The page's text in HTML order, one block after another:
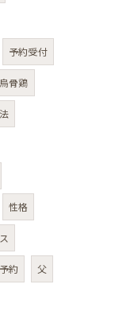
予約受付
烏骨鶏
性格
予約 父